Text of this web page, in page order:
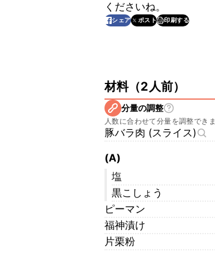
くださいね。
シェア ポスト 印刷する
材料（2人前）
分量の調整
人数に合わせて分量を調整でき
豚バラ肉 (スライス)
(A)
塩
黒こしょう
ピーマン
福神漬け
片栗粉